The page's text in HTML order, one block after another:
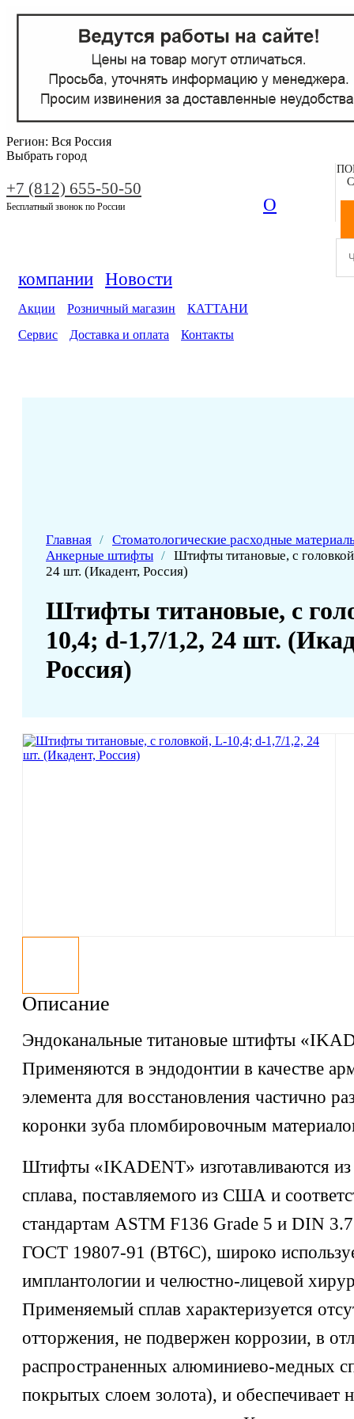
Регион: Вся Россия
Выбрать город
+7 (812) 655-50-50
Бесплатный звонок по России О
компании Новости
Акции Розничный магазин
КАТТАНИ
Сервис
Доставка и оплата Контакты
Главная / Стоматологические расходные
Анкерные штифты / Штифты титановые, с
24 шт. (Икадент, Россия)
Штифты титановые, с
10,4; d-1,7/1,2, 24 шт.
Россия)
Описание
Эндоканальные титановые штифты
Применяются в эндодонтии в качестве
элемента для восстановления частично
коронки зуба пломбировочным
Штифты «IKADENT» изготавливаются из
сплава, поставляемого из США и
стандартам ASTM F136 Grade 5 и DIN
ГОСТ 19807-91 (ВТ6С), широко
имплантологии и челюстно-лицевой
Применяемый сплав характеризуется
отторжения, не подвержен коррозии, в
распространенных алюминиево-медных
покрытых слоем золота), и обеспечивает